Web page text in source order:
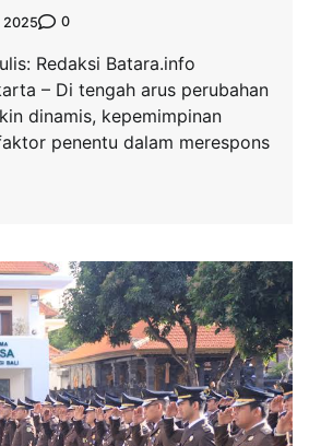
2025 0
Redaksi Batara.info
– Di tengah arus perubahan
dinamis, kepemimpinan
penentu dalam merespons